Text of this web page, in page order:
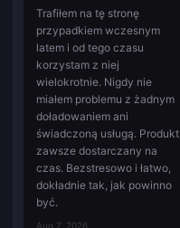
Trafiłem na tę stronę
przypadkiem wczesnym
latem i od tego czasu
korzystam z niej
wielokrotnie. Nigdy nie
miałem problemu z żadnym
doładowaniem ani
świadczoną usługą. Produkt
zawsze dostarczany na
czas. Bezstresowo i łatwo,
dokładnie tak, jak powinno
być.
Aug 7, 2026